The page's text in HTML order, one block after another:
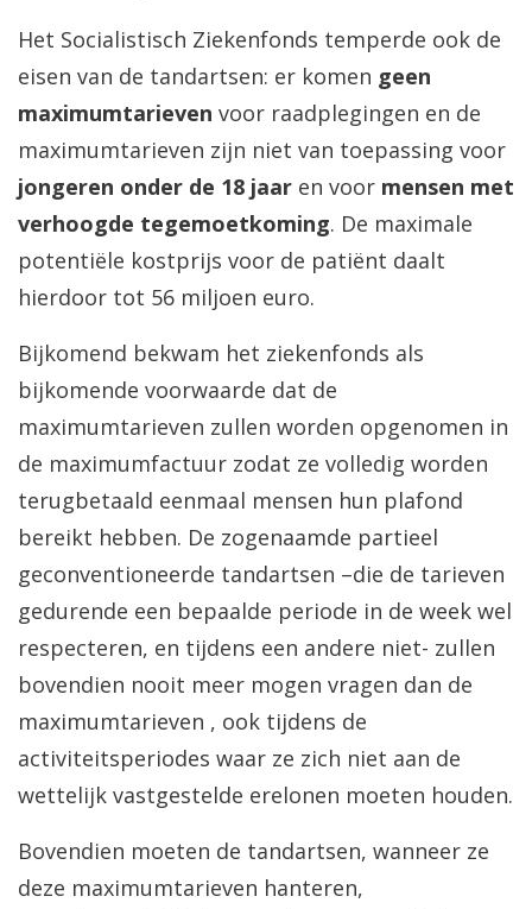
Het Socialistisch Ziekenfonds temperde ook de
eisen van de tandartsen: er komen geen
maximumtarieven voor raadplegingen en de
maximumtarieven zijn niet van toepassing voor
jongeren onder de 18 jaar en voor mensen met
verhoogde tegemoetkoming. De maximale
potentiële kostprijs voor de patiënt daalt
hierdoor tot 56 miljoen euro.
Bijkomend bekwam het ziekenfonds als
bijkomende voorwaarde dat de
maximumtarieven zullen worden opgenomen in
de maximumfactuur zodat ze volledig worden
terugbetaald eenmaal mensen hun plafond
bereikt hebben. De zogenaamde partieel
geconventioneerde tandartsen –die de tarieven
gedurende een bepaalde periode in de week wel
respecteren, en tijdens een andere niet- zullen
bovendien nooit meer mogen vragen dan de
maximumtarieven , ook tijdens de
activiteitsperiodes waar ze zich niet aan de
wettelijk vastgestelde erelonen moeten houden.
Bovendien moeten de tandartsen, wanneer ze
deze maximumtarieven hanteren,